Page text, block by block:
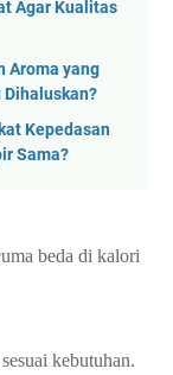
Agar Kualitas
Aroma yang
Kepedasan
Sama?
beda di kalori
kebutuhan.